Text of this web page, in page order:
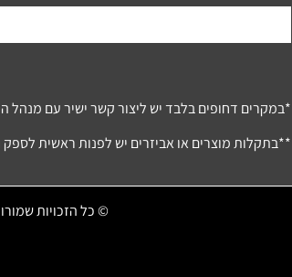
*במקרים דחופים בלבד יש ליצור קשר ישיר עם מנהל
**בתקלות מוצרים או אביזרים יש לפנות ראשית
© כל הזכויות שמורות